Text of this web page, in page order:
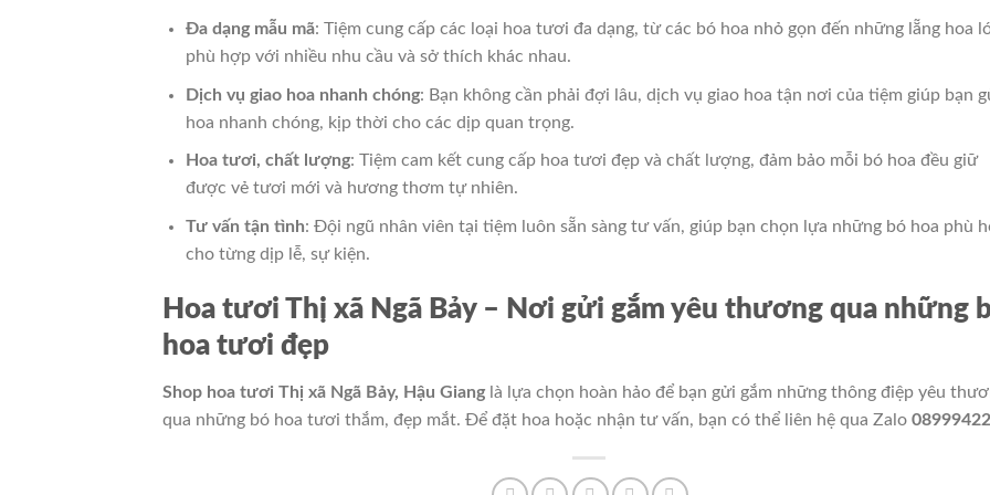
Đa dạng mẫu mã: Tiệm cung cấp các loại hoa tươi đa dạng, từ các bó hoa nhỏ gọn đến những lẵng hoa
phù hợp với nhiều nhu cầu và sở thích khác nhau.
Dịch vụ giao hoa nhanh chóng: Bạn không cần phải đợi lâu, dịch vụ giao hoa tận nơi của tiệm giúp bạn
hoa nhanh chóng, kịp thời cho các dịp quan trọng.
Hoa tươi, chất lượng: Tiệm cam kết cung cấp hoa tươi đẹp và chất lượng, đảm bảo mỗi bó hoa đều giữ
được vẻ tươi mới và hương thơm tự nhiên.
Tư vấn tận tình: Đội ngũ nhân viên tại tiệm luôn sẵn sàng tư vấn, giúp bạn chọn lựa những bó hoa phù
cho từng dịp lễ, sự kiện.
Hoa tươi Thị xã Ngã Bảy – Nơi gửi gắm yêu thương qua những
hoa tươi đẹp
Shop hoa tươi Thị xã Ngã Bảy, Hậu Gianglà lựa chọn hoàn hảo để bạn gửi gắm những thông điệp yêu
qua những bó hoa tươi thắm, đẹp mắt. Để đặt hoa hoặc nhận tư vấn, bạn có thể liên hệ qua Zalo